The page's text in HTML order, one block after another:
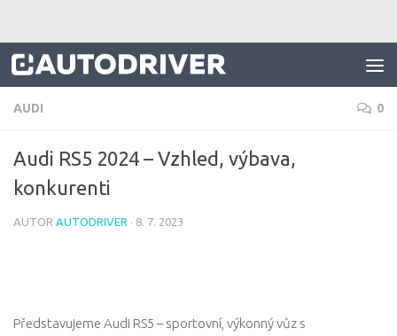
AUDI 0
Audi RS5 2024 – Vzhled, výbava,
konkurenti
AUTOR AUTODRIVER · 8. 7. 2023
Představujeme Audi RS5 – sportovní, výkonný vůz s